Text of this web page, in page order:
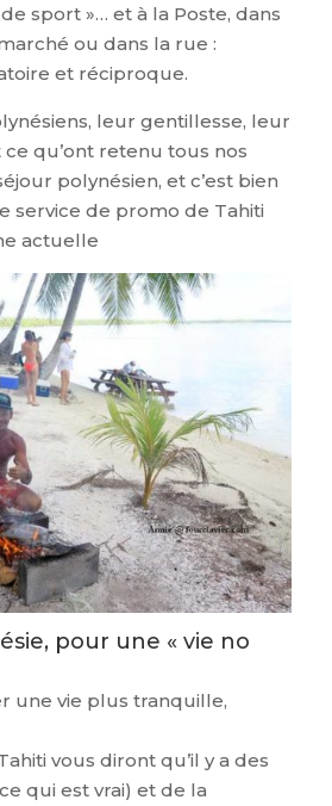
sport »… et à la Poste, dans
ou dans la rue :
et réciproque.
leur gentillesse, leur
ce qu’ont retenu tous nos
polynésien, et c’est bien
service de promo de Tahiti
actuelle
pour une « vie no
une vie plus tranquille,
vous diront qu’il y a des
qui est vrai) et de la